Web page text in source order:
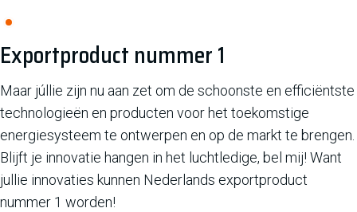
Exportproduct nummer 1
Maar júllie zijn nu aan zet om de schoonste en efficiëntste
technologieën en producten voor het toekomstige
energiesysteem te ontwerpen en op de markt te brengen.
Blijft je innovatie hangen in het luchtledige, bel mij! Want
jullie innovaties kunnen Nederlands exportproduct
nummer 1 worden!